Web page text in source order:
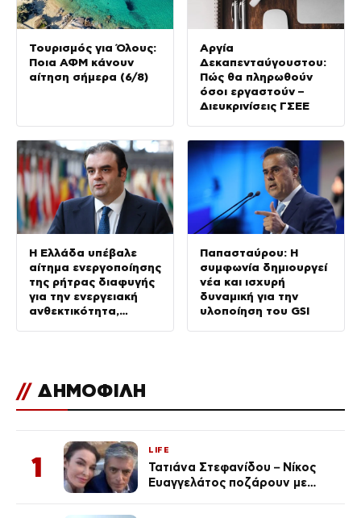
Τουρισμός για Όλους:
Ποια ΑΦΜ κάνουν
αίτηση σήμερα (6/8)
Αργία
Δεκαπενταύγουστου:
Πώς θα πληρωθούν
όσοι εργαστούν –
Διευκρινίσεις ΓΣΕΕ
Η Ελλάδα υπέβαλε
αίτημα ενεργοποίησης
της ρήτρας διαφυγής
για την ενεργειακή
ανθεκτικότητα,
Παπασταύρου: Η
συμφωνία δημιουργεί
νέα και ισχυρή
δυναμική για την
υλοποίηση του GSI
// ΔΗΜΟΦΙΛΗ
1
LIFE
Τατιάνα Στεφανίδου – Νίκος
Ευαγγελάτος ποζάρουν με